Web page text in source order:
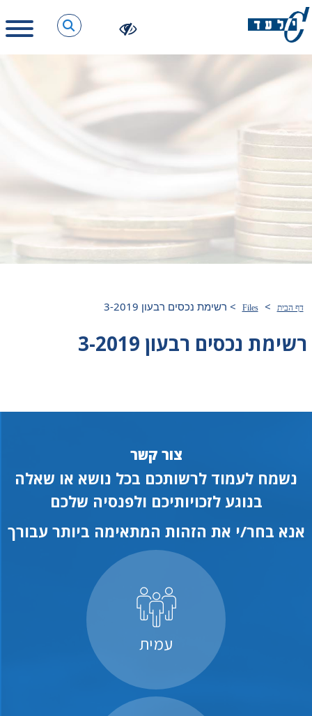
דף הבית >
Files
> רשימת נכסים רבעון 3-2019
רשימת נכסים רבעון 3-2019
צור קשר
נשמח לעמוד לרשותכם בכל נושא או שאלה
בנוגע לזכויותיכם ולפנסיה שלכם
אנא בחר/י את הזהות המתאימה ביותר עבורך
עמית